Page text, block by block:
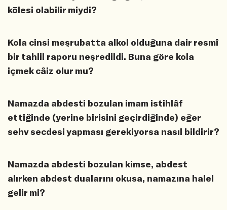
kölesi olabilir miydi?
Kola cinsi meşrubatta alkol olduğuna dair resmî
bir tahlil raporu neşredildi. Buna göre kola
içmek câiz olur mu?
Namazda abdesti bozulan imam istihlâf
ettiğinde (yerine birisini geçirdiğinde) eğer
sehv secdesi yapması gerekiyorsa nasıl bildirir?
Namazda abdesti bozulan kimse, abdest
alırken abdest dualarını okusa, namazına halel
gelir mi?